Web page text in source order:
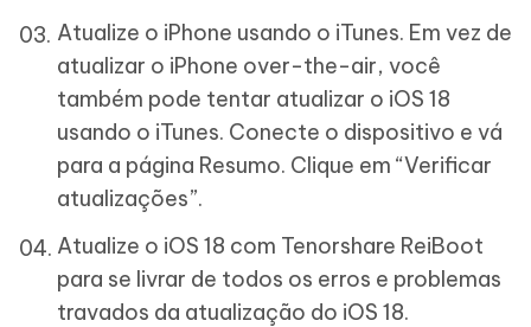
Atualize o iPhone usando o iTunes. Em vez de
atualizar o iPhone over-the-air, você
também pode tentar atualizar o iOS 18
usando o iTunes. Conecte o dispositivo e vá
para a página Resumo. Clique em “Verificar
atualizações”.
Atualize o iOS 18 com Tenorshare ReiBoot
para se livrar de todos os erros e problemas
travados da atualização do iOS 18.